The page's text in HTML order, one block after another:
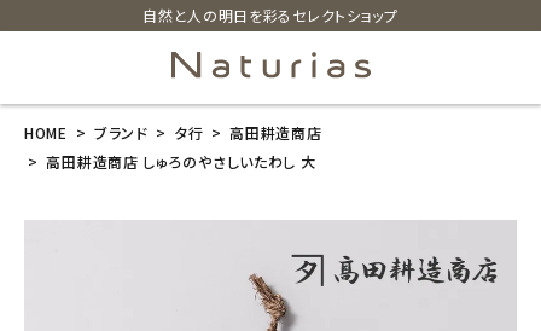
自然と人の明日を彩るセレクトショップ
search
HOME ブランド タ行
高田耕造商店
高田耕造商店 しゅろのやさしいたわし 大